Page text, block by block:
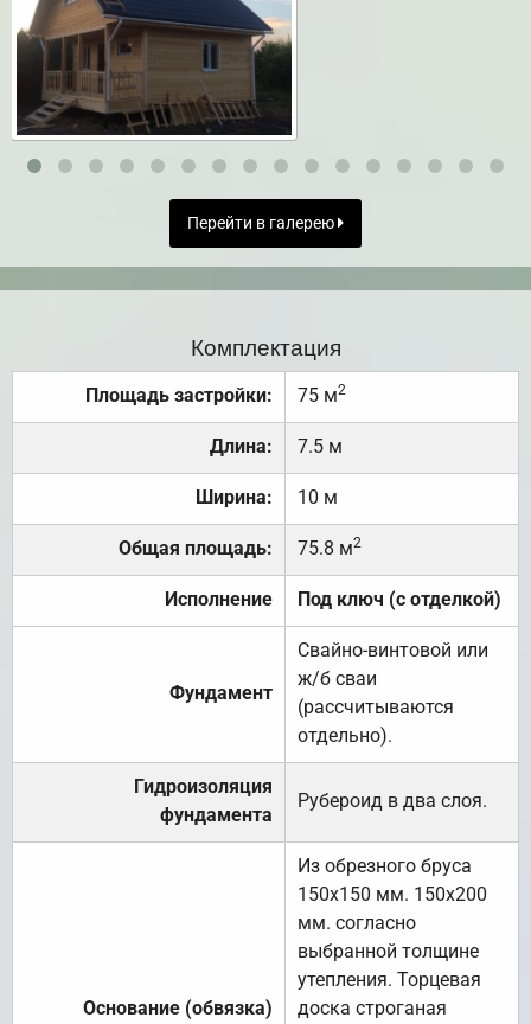
Перейти в галерею
Комплектация
Площадь застройки: 75 м2
Длина: 7.5 м
Ширина: 10 м
Общая площадь: 75.8 м2
Исполнение Под ключ (с отделкой)
Фундамент
Свайно-винтовой или
ж/б сваи
(рассчитываются
отдельно).
Гидроизоляция
фундамента
Рубероид в два слоя.
Основание (обвязка)
Из обрезного бруса
150х150 мм. 150х200
мм. согласно
выбранной толщине
утепления. Торцевая
доска строганая